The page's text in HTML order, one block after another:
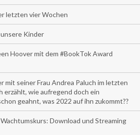
letzten vier Wochen
Kinder
Hoover mit dem #BookTok Award
mit seiner Frau Andrea Paluch im letzten
erzählt, wie aufregend doch ein
geahnt, was 2022 auf ihn zukommt??
Download und Streaming